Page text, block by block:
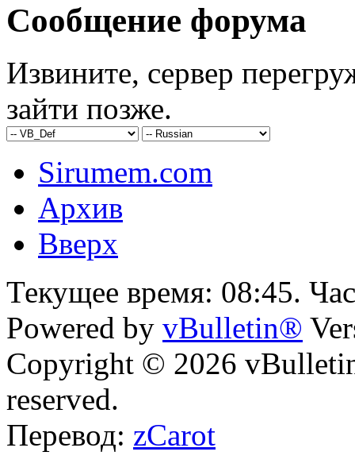
Сообщение форума
Извините, сервер
зайти позже.
Sirumem.com
Архив
Вверх
Текущее время: 08:45.
Powered by vBulletin®
Copyright © 2026
reserved.
Перевод: zCarot